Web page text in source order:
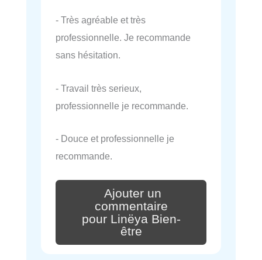
- Très agréable et très
professionnelle. Je recommande
sans hésitation.
- Travail très serieux,
professionnelle je recommande.
- Douce et professionnelle je
recommande.
Ajouter un
commentaire
pour Linëya Bien-
être